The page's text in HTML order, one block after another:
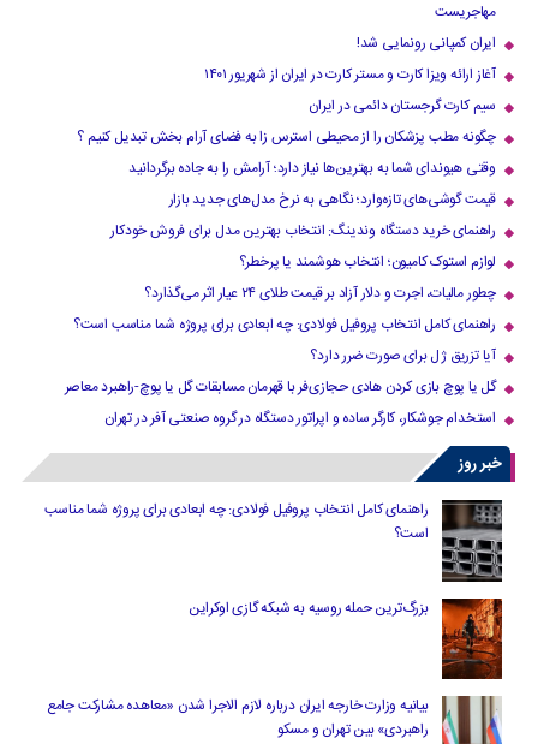
مهاجریست
ایران کمپانی رونمایی شد!
آغاز ارائه ویزا کارت و مستر کارت در ایران از شهریور ۱۴۰۱
سیم کارت گرجستان دائمی در ایران
چگونه مطب پزشکان را از محیطی استرس زا به فضای آرام بخش تبدیل کنیم ؟
وقتی هیوندای شما به بهترین‌ها نیاز دارد؛ آرامش را به جاده برگردانید
قیمت گوشی‌های تازه‌وارد؛ نگاهی به نرخ مدل‌های جدید بازار
راهنمای خرید دستگاه وندینگ: انتخاب بهترین مدل برای فروش خودکار
لوازم استوک کامیون؛ انتخاب هوشمند یا پرخطر؟
چطور مالیات، اجرت و دلار آزاد بر قیمت طلای ۲۴ عیار اثر می‌گذارد؟
راهنمای کامل انتخاب پروفیل فولادی: چه ابعادی برای پروژه شما مناسب است؟
آیا تزریق ژل برای صورت ضرر دارد​؟
گل یا پوچ بازی کردن هادی حجازی‌فر با قهرمان مسابقات گل یا پوچ-راهبرد معاصر
استخدام جوشکار، کارگر ساده و اپراتور دستگاه در گروه صنعتی آفر در تهران
خبر روز
راهنمای کامل انتخاب پروفیل فولادی: چه ابعادی برای پروژه شما مناسب
است؟
بزرگ‌ترین حمله روسیه به شبکه گازی اوکراین
بیانیه وزارت خارجه ایران درباره لازم‌ الاجرا شدن «معاهده مشارکت جامع
راهبردی» بین تهران و مسکو